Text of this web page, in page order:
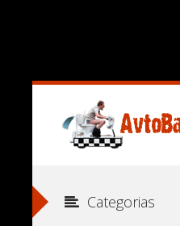
Categorias